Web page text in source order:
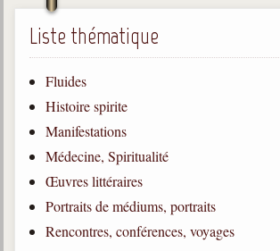
Plan d'accès
La doctrine Spirite
Les bases du spiritisme
Philosophie
La doctrine d'Allan Kardec
Liste thématique
Fluides
Histoire spirite
Manifestations
Médecine, Spiritualité
Œuvres littéraires
Portraits de médiums, portraits
Rencontres, conférences, voyages